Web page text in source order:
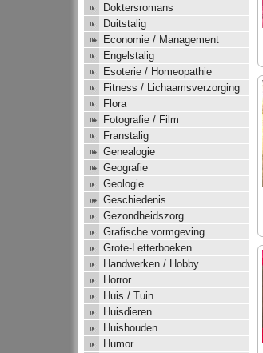
Doktersromans
Duitstalig
Economie / Management
Engelstalig
Esoterie / Homeopathie
Fitness / Lichaamsverzorging
Flora
Fotografie / Film
Franstalig
Genealogie
Geografie
Geologie
Geschiedenis
Gezondheidszorg
Grafische vormgeving
Grote-Letterboeken
Handwerken / Hobby
Horror
Huis / Tuin
Huisdieren
Huishouden
Humor